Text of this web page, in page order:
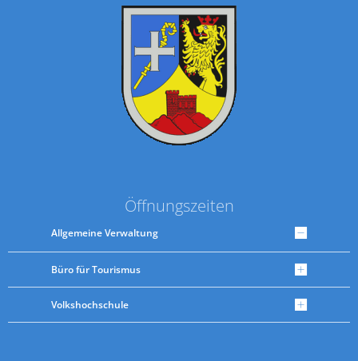
Öffnungszeiten
Allgemeine Verwaltung
Büro für Tourismus
Volkshochschule